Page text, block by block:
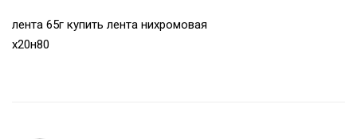
лента 65г купить лента нихромовая
х20н80